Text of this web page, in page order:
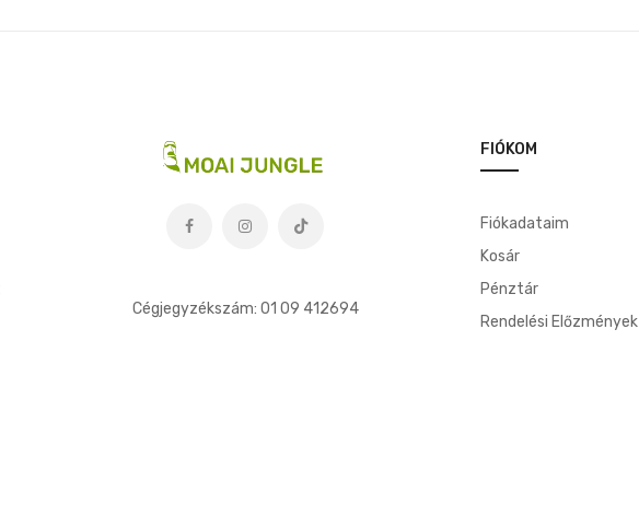
Cégjegyzékszám: 01 09 412694
FIÓKOM
Fiókadataim
Kosár
Pénztár
Rendelési Előzmények